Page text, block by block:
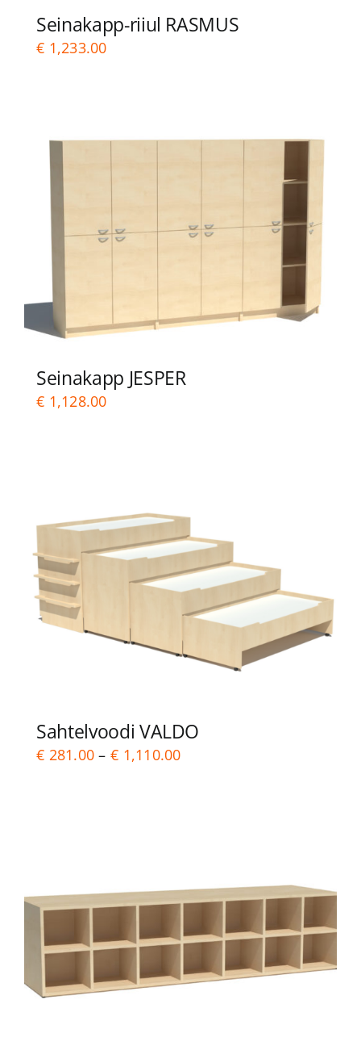
Seinakapp-riiul RASMUS
€ 1,233.00
Seinakapp JESPER
€ 1,128.00
Sahtelvoodi VALDO
€ 281.00 – € 1,110.00Price